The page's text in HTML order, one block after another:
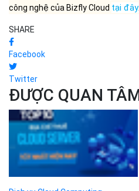
Dịch vụ Cloud Computing
Top 10 nhà cung
Cloud...
Vinh Phạm
02-04-2025
Dịch vụ Cloud Computing
Top 10 nhà cung
CDN...
Bizfly Cloud